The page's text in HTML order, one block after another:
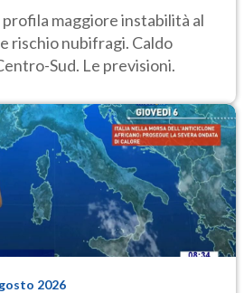
profila maggiore instabilità al
rischio nubifragi. Caldo
Sud. Le previsioni.
2026